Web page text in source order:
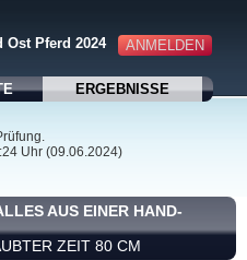
ANMELDEN
Ost Pferd 2024
ERGEBNISSE
Uhr (09.06.2024)
AUS EINER HAND-
ZEIT 80 CM